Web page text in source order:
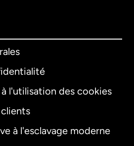
l'utilisation des cookies
à l'esclavage moderne